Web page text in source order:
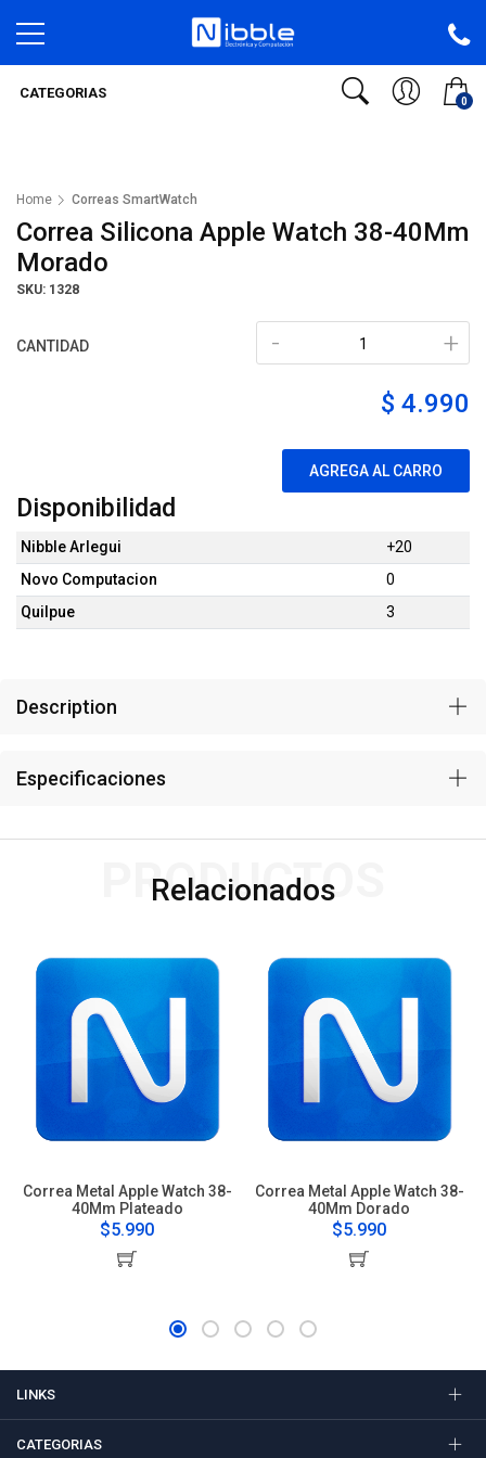
0
CATEGORIAS
Home Correas SmartWatch
Correa Silicona Apple Watch 38-40Mm
Morado
SKU: 1328
CANTIDAD +
-
$ 4.990
AGREGA AL CARRO
Disponibilidad
Nibble Arlegui
+20
Novo Computacion
0
Quilpue
3
Description
Especificaciones
Relacionados
PRODUCTOS
Correa Metal Apple Watch 38-
40Mm Plateado
$5.990
Correa Metal Apple Watch 38-
40Mm Dorado
$5.990
LINKS
CATEGORIAS